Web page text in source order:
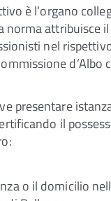
è l’organo
norma attribuisce
nel
d’Albo
presentare
il
o il domicilio